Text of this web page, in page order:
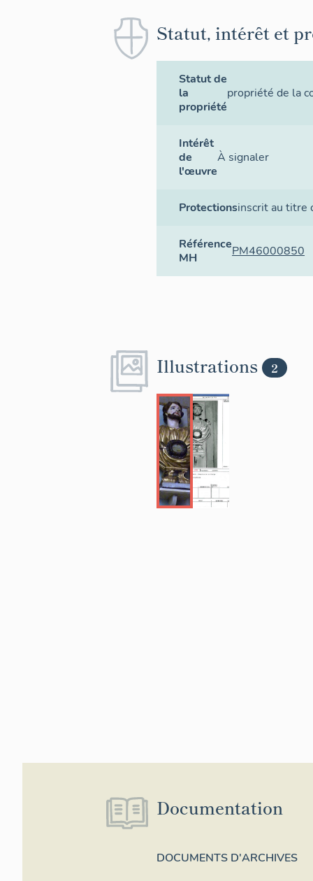
Statut, intérêt et
Statut de
la
propriété
propriété de la
Intérêt
de
l'œuvre
À signaler
Protectionsinscrit au titre
Référence
MH
PM46000850
Illustrations 2
Documentation
DOCUMENTS D'ARCHIVES